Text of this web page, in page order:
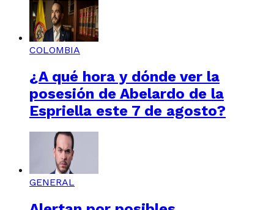
COLOMBIA
¿A qué hora y dónde ver la
posesión de Abelardo de la
Espriella este 7 de agosto?
GENERAL